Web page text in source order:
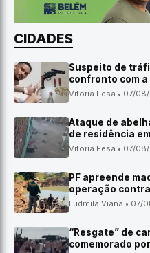
CIDADES
Suspeito de
confronto com a
Vitoria Fesa • 07/
Ataque de
de residência
Vitoria Fesa • 07/
PF apreende
operação
Ludmila Viana • 07/
“Resgate” de
comemorado